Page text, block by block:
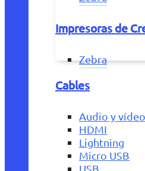
Impresoras de
Zebra
Cables
Audio y vídeo
HDMI
Lightning
Micro USB
USB